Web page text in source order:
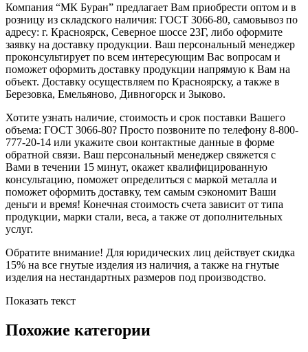
Компания “МК Буран” предлагает Вам приобрести оптом и в
розницу из складского наличия: ГОСТ 3066-80, самовывоз по
адресу: г. Красноярск, Северное шоссе 23Г, либо оформите
заявку на доставку продукции. Ваш персональный менеджер
проконсультирует по всем интересующим Вас вопросам и
поможет оформить доставку продукции напрямую к Вам на
объект. Доставку осуществляем по Красноярску, а также в
Березовка, Емельяново, Дивногорск и Зыково.
Хотите узнать наличие, стоимость и срок поставки Вашего
объема: ГОСТ 3066-80? Просто позвоните по телефону 8-800-
777-20-14 или укажите свои контактные данные в форме
обратной связи. Ваш персональный менеджер свяжется с
Вами в течении 15 минут, окажет квалифицированную
консультацию, поможет определиться с маркой металла и
поможет оформить доставку, тем самым сэкономит Ваши
деньги и время! Конечная стоимость счета зависит от типа
продукции, марки стали, веса, а также от дополнительных
услуг.
Обратите внимание! Для юридических лиц действует скидка
15% на все гнутые изделия из наличия, а также на гнутые
изделия на нестандартных размеров под производство.
Показать текст
Похожие категории